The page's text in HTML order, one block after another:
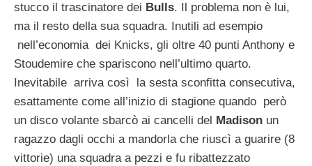
stucco il trascinatore dei Bulls. Il problema non è lui,
ma il resto della sua squadra. Inutili ad esempio
nell’economia dei Knicks, gli oltre 40 punti Anthony e
Stoudemire che spariscono nell’ultimo quarto.
Inevitabile arriva così la sesta sconfitta consecutiva,
esattamente come all’inizio di stagione quando però
un disco volante sbarcò ai cancelli del
Madison un
ragazzo dagli occhi a mandorla che riuscì a guarire (8
vittorie) una squadra a pezzi e fu ribattezzato